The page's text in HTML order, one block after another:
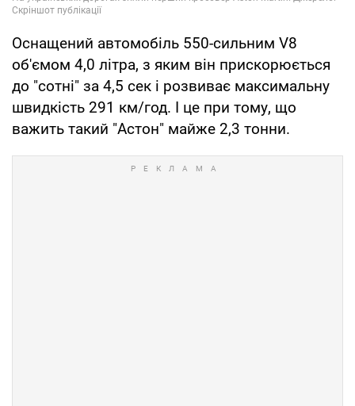
Оснащений автомобіль 550-сильним V8
об'ємом 4,0 літра, з яким він прискорюється
до "сотні" за 4,5 сек і розвиває максимальну
швидкість 291 км/год. І це при тому, що
важить такий "Астон" майже 2,3 тонни.